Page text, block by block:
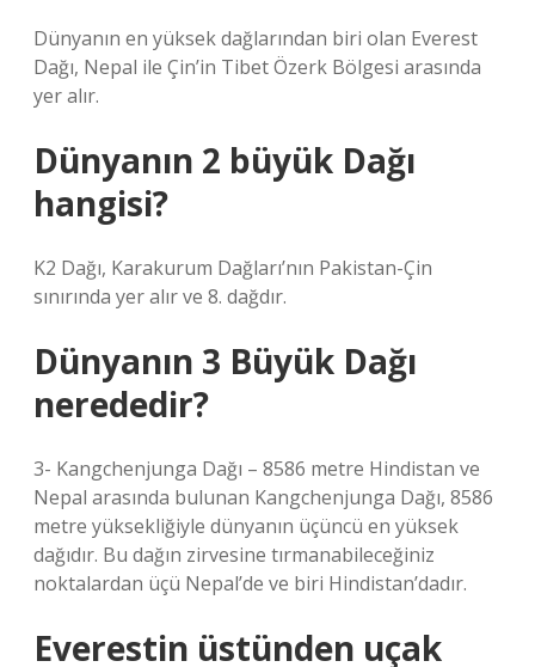
Dünyanın en yüksek dağlarından biri olan Everest
Dağı, Nepal ile Çin’in Tibet Özerk Bölgesi arasında
yer alır.
Dünyanın 2 büyük Dağı
hangisi?
K2 Dağı, Karakurum Dağları’nın Pakistan-Çin
sınırında yer alır ve 8. dağdır.
Dünyanın 3 Büyük Dağı
nerededir?
3- Kangchenjunga Dağı – 8586 metre Hindistan ve
Nepal arasında bulunan Kangchenjunga Dağı, 8586
metre yüksekliğiyle dünyanın üçüncü en yüksek
dağıdır. Bu dağın zirvesine tırmanabileceğiniz
noktalardan üçü Nepal’de ve biri Hindistan’dadır.
Everestin üstünden uçak